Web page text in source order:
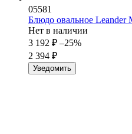
05581
Блюдо овальное
Нет в наличии
3 192 ₽ –25%
2 394 ₽
Уведомить